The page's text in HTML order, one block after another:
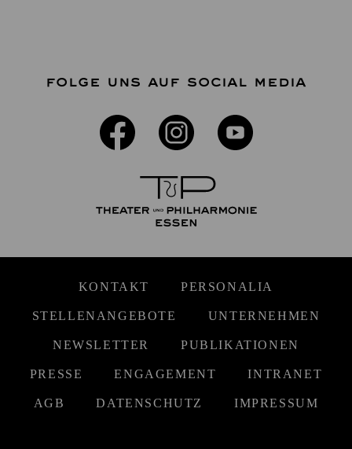
FOLGE UNS AUF SOCIAL MEDIA
KONTAKT PERSONALIA
STELLENANGEBOTE UNTERNEHMEN
NEWSLETTER PUBLIKATIONEN
PRESSE ENGAGEMENT INTRANET
AGB DATENSCHUTZ IMPRESSUM